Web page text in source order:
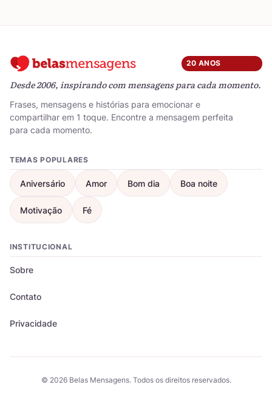
20 ANOS
Desde 2006, inspirando com mensagens para cada momento.
Frases, mensagens e histórias para emocionar e
compartilhar em 1 toque. Encontre a mensagem perfeita
para cada momento.
TEMAS POPULARES
Aniversário Amor Bom dia Boa noite
Motivação Fé
INSTITUCIONAL
Sobre
Contato
Privacidade
© 2026 Belas Mensagens. Todos os direitos reservados.